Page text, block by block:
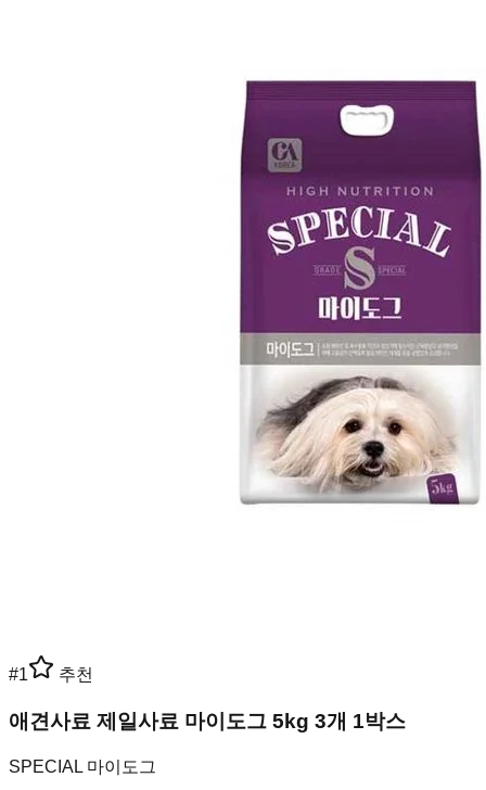
#1 추천
애견사료 제일사료 마이도그 5kg 3개 1박스
SPECIAL 마이도그